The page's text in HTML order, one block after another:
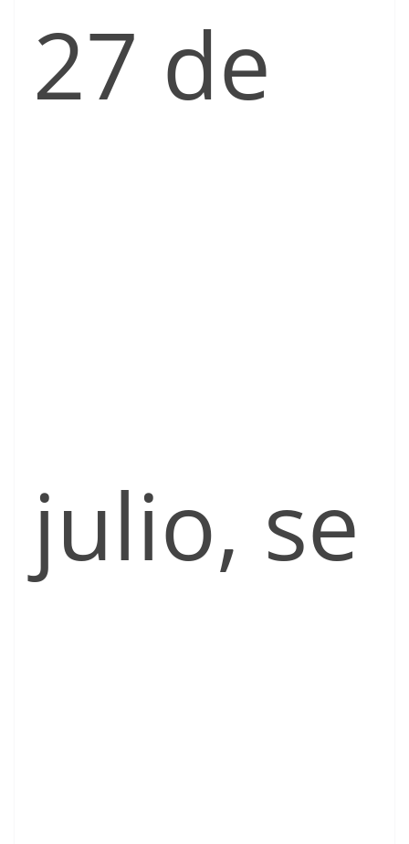
27 de
julio, se